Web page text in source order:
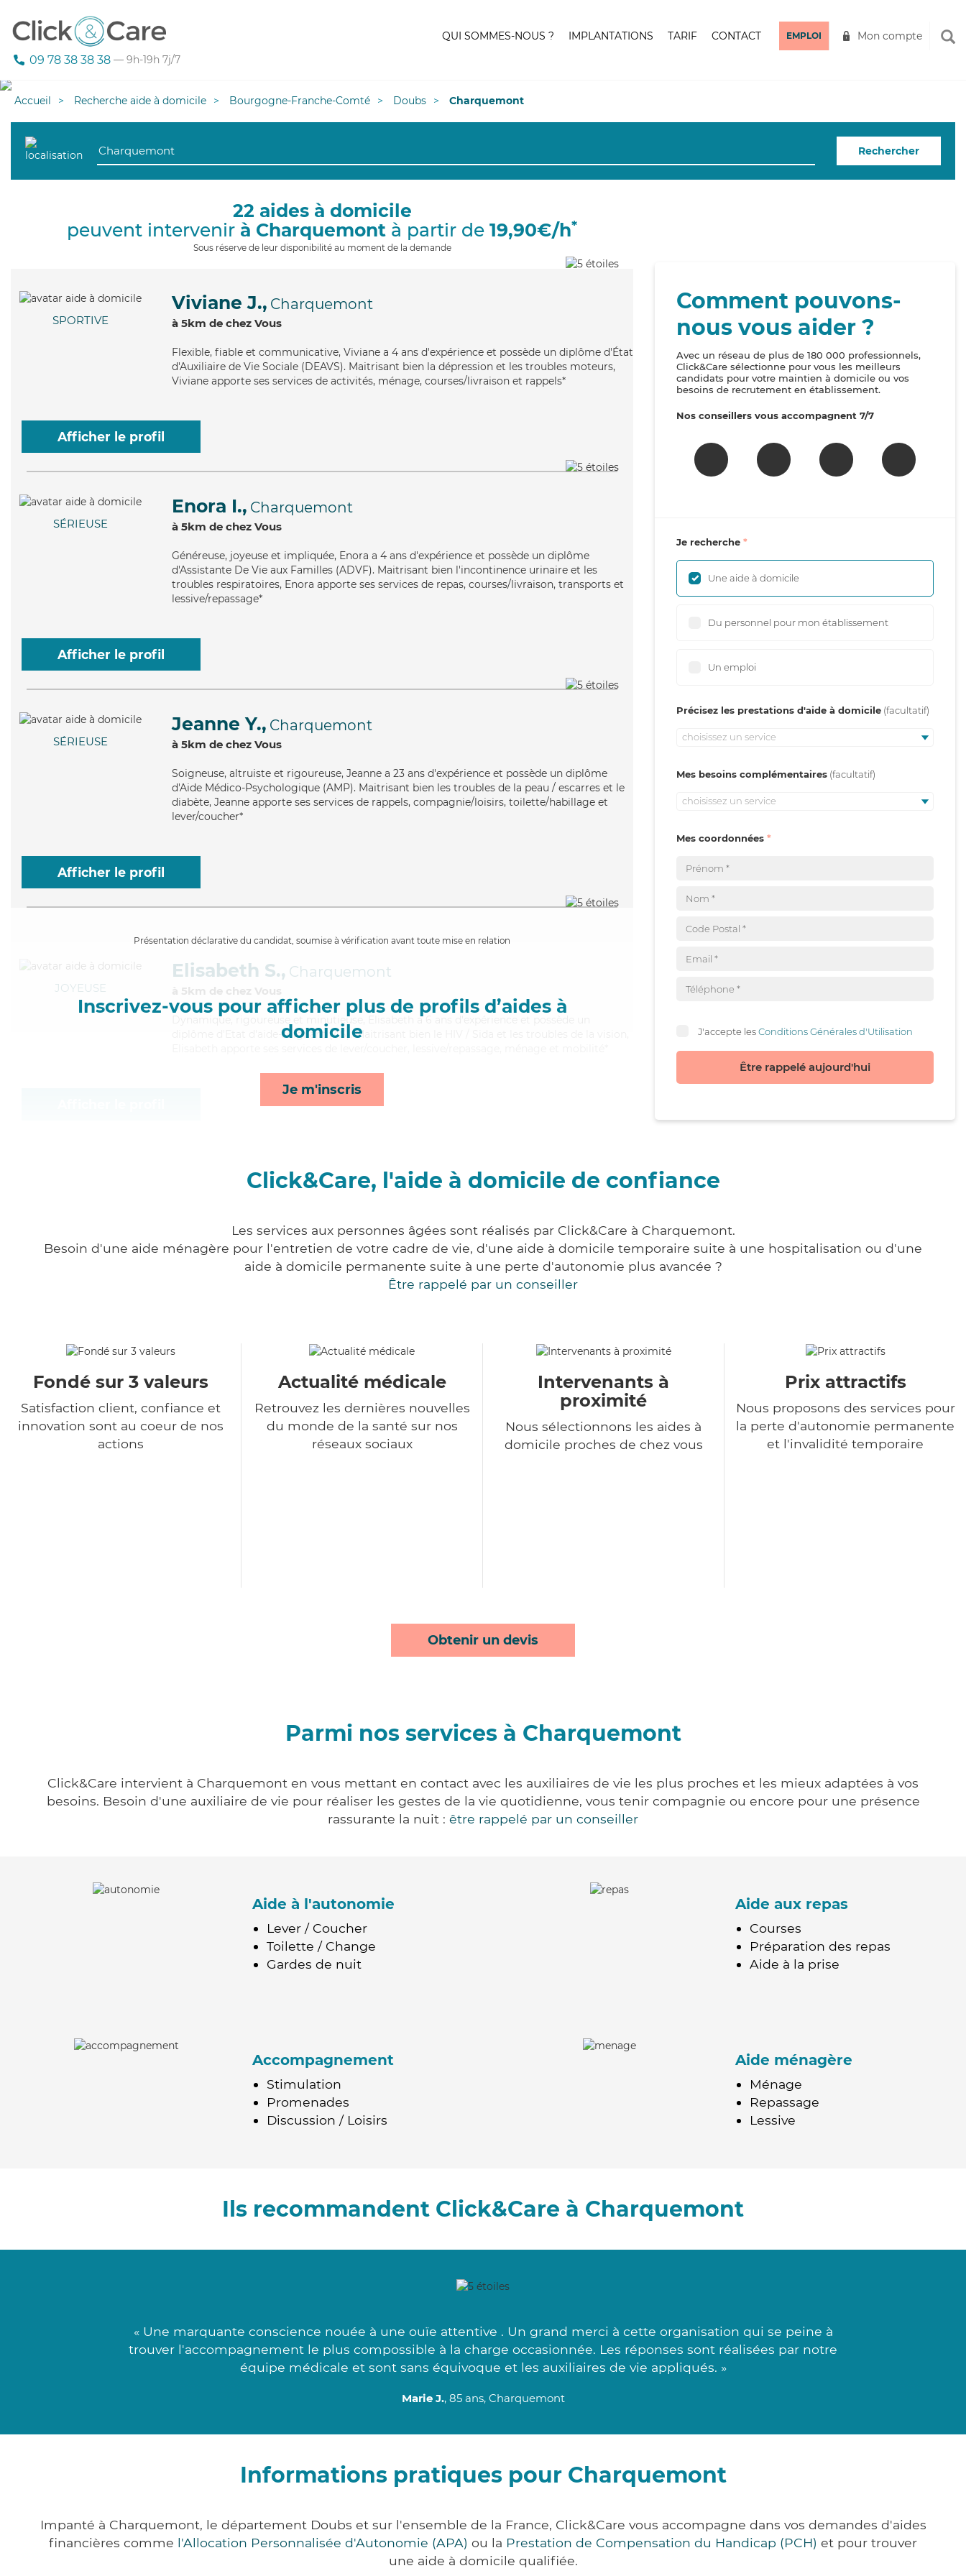
09 78 38 38 38 — 9h-19h 7j/7
QUI SOMMES-NOUS ? IMPLANTATIONS TARIF CONTACT EMPLOI Mon compte
Accueil Recherche aide à domicile Bourgogne-Franche-Comté Doubs Charquemont
Rechercher
22 aides à domicile
peuvent intervenir à Charquemont à partir de 19,90€/h*
Sous réserve de leur disponibilité au moment de la demande
SPORTIVE
Viviane J., Charquemont
à 5km de chez Vous
Flexible, fiable et communicative, Viviane a 4 ans d'expérience et possède un diplôme d'État
d'Auxiliaire de Vie Sociale (DEAVS). Maitrisant bien la dépression et les troubles moteurs,
Viviane apporte ses services de activités, ménage, courses/livraison et rappels*
Afficher le profil
SÉRIEUSE
Enora I., Charquemont
à 5km de chez Vous
Généreuse, joyeuse et impliquée, Enora a 4 ans d'expérience et possède un diplôme
d'Assistante De Vie aux Familles (ADVF). Maitrisant bien l'incontinence urinaire et les
troubles respiratoires, Enora apporte ses services de repas, courses/livraison, transports et
lessive/repassage*
Afficher le profil
SÉRIEUSE
Jeanne Y., Charquemont
à 5km de chez Vous
Soigneuse, altruiste et rigoureuse, Jeanne a 23 ans d'expérience et possède un diplôme
d'Aide Médico-Psychologique (AMP). Maitrisant bien les troubles de la peau / escarres et le
diabète, Jeanne apporte ses services de rappels, compagnie/loisirs, toilette/habillage et
lever/coucher*
Afficher le profil
Présentation déclarative du candidat, soumise à vérification avant toute mise en relation
Inscrivez-vous pour afficher plus de profils d’aides à
domicile
Je m'inscris
JOYEUSE
Elisabeth S., Charquemont
à 5km de chez Vous
Dynamique
, rigoureuse et minutieuse, Elisabeth a 6 ans d'expérience et possède un
diplôme d'Etat d'aide-soignant (AS). Maitrisant bien le HIV / Sida et les troubles de la vision,
Comment pouvons-
nous vous aider ?
Avec un réseau de plus de 180 000 professionnels,
Click&Care sélectionne pour vous les meilleurs
candidats pour votre maintien à domicile ou vos
besoins de recrutement en établissement.
Nos conseillers vous accompagnent 7/7
Je recherche
Une aide à domicile
Du personnel pour mon établissement
Un emploi
Précisez les prestations d'aide à domicile
choisissez un service
Mes besoins complémentaires
choisissez un service
Mes coordonnées
J'accepte lesConditions Générales d'Utilisation
Être rappelé aujourd'hui
Click&Care, l'aide à domicile de confiance
Les services aux personnes âgées sont réalisés par Click&Care à Charquemont.
Besoin d'une aide ménagère pour l'entretien de votre cadre de vie, d'une aide à domicile temporaire suite à une hospitalisation ou d'une
aide à domicile permanente suite à une perte d'autonomie plus avancée ?
Être rappelé par un conseiller
Fondé sur 3 valeurs
Satisfaction client, confiance et
innovation sont au coeur de nos
actions
Actualité médicale
Retrouvez les dernières nouvelles
du monde de la santé sur nos
réseaux sociaux
Intervenants à
proximité
Nous sélectionnons les aides à
domicile proches de chez vous
Prix attractifs
Nous proposons des services pour
la perte d'autonomie permanente
et l'invalidité temporaire
Obtenir un devis
Parmi nos services à Charquemont
Click&Care intervient à Charquemont en vous mettant en contact avec les auxiliaires de vie les plus proches et les mieux adaptées à vos
besoins. Besoin d'une auxiliaire de vie pour réaliser les gestes de la vie quotidienne, vous tenir compagnie ou encore pour une présence
rassurante la nuit : être rappelé par un conseiller
Aide à l'autonomie
Lever / Coucher
Toilette / Change
Gardes de nuit
Aide aux repas
Courses
Préparation des repas
Aide à la prise
Accompagnement
Stimulation
Promenades
Discussion / Loisirs
Aide ménagère
Ménage
Repassage
Lessive
Ils recommandent Click&Care à Charquemont
« Une marquante conscience nouée à une ouïe attentive . Un grand merci à cette organisation qui se peine à
trouver l'accompagnement le plus compossible à la charge occasionnée. Les réponses sont réalisées par notre
équipe médicale et sont sans équivoque et les auxiliaires de vie appliqués. »
Marie J., 85 ans, Charquemont
Informations pratiques pour Charquemont
Impanté à Charquemont, le département Doubs et sur l'ensemble de la France, Click&Care vous accompagne dans vos demandes d'aides
financières comme l'Allocation Personnalisée d'Autonomie (APA) ou la Prestation de Compensation du Handicap (PCH) et pour trouver
une aide à domicile qualifiée.